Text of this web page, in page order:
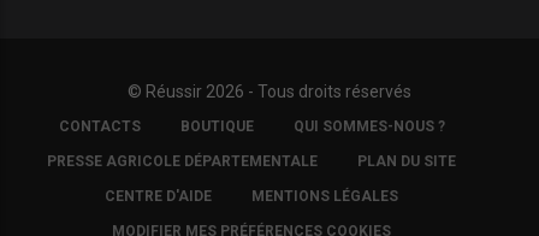
© Réussir 2026 - Tous droits réservés
FOOTER
COPYRIGHT
CONTACTS BOUTIQUE QUI SOMMES-NOUS ?
PRESSE AGRICOLE DÉPARTEMENTALE PLAN DU SITE
CENTRE D'AIDE MENTIONS LÉGALES
MODIFIER MES PRÉFÉRENCES COOKIES